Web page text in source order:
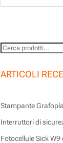
Cerca:
ARTICOLI
Stampante
Interruttori di
Fotocellule Sick W9